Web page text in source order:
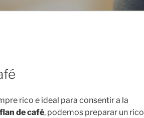
rico e ideal para consentir a la
de café, podemos preparar un rico